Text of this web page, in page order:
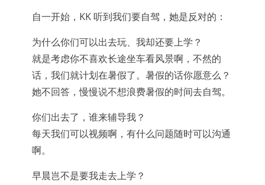
自一开始，KK 听到我们要自驾，她是反对的：
为什么你们可以出去玩、我却还要上学？
就是考虑你不喜欢长途坐车看风景啊，不然的
话，我们就计划在暑假了。暑假的话你愿意么？
她不回答，慢慢说不想浪费暑假的时间去自驾。
你们出去了，谁来辅导我？
每天我们可以视频啊，有什么问题随时可以沟通
啊。
早晨岂不是要我走去上学？